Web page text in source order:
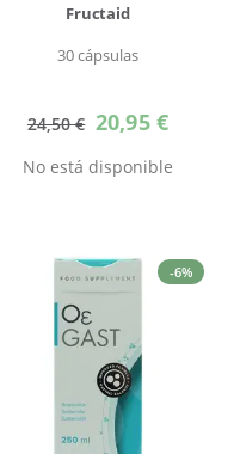
Fructaid
30 cápsulas
24,50 € Precio
especial
20,95 €
No está disponible
-6%